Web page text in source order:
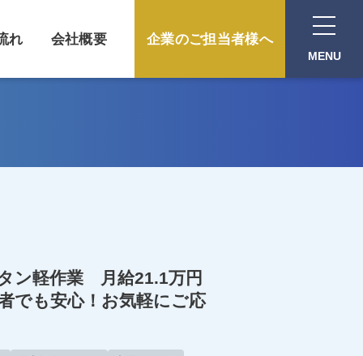
れ 会社概要 企業のご担当者様へ
MENU
ン軽作業 月給21.1万円
でも安心！お気軽にご応